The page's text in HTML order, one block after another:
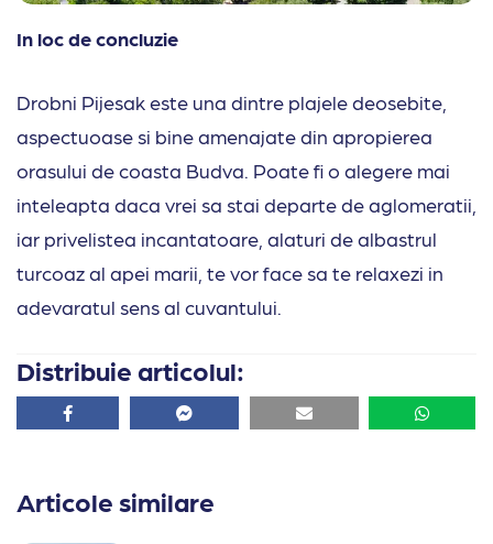
In loc de concluzie
Drobni Pijesak este una dintre plajele deosebite,
aspectuoase si bine amenajate din apropierea
orasului de coasta Budva. Poate fi o alegere mai
inteleapta daca vrei sa stai departe de aglomeratii,
iar privelistea incantatoare, alaturi de albastrul
turcoaz al apei marii, te vor face sa te relaxezi in
adevaratul sens al cuvantului.
Distribuie articolul:
Facebook Facebook Email
Articole similare